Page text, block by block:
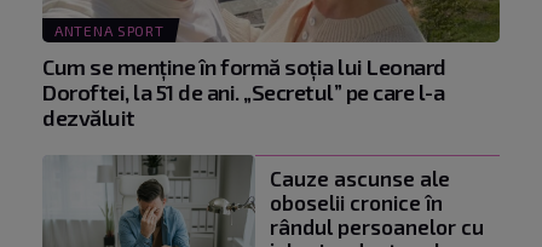
ANTENA SPORT
Cum se menţine în formă soţia lui Leonard
Doroftei, la 51 de ani. „Secretul” pe care l-a
dezvăluit
Cauze ascunse ale
oboselii cronice în
rândul persoanelor cu